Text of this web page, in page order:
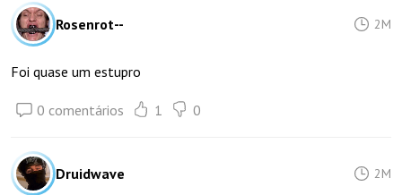
Rosenrot-- 2M
Foi quase um estupro
0 comentários 1 0
Druidwave 2M